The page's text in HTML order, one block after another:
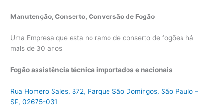
Manutenção, Conserto, Conversão de Fogão
Uma Empresa que esta no ramo de conserto de fogões há
mais de 30 anos
Fogão assistência técnica importados e nacionais
Rua Homero Sales, 872, Parque São Domingos, São Paulo –
SP, 02675-031